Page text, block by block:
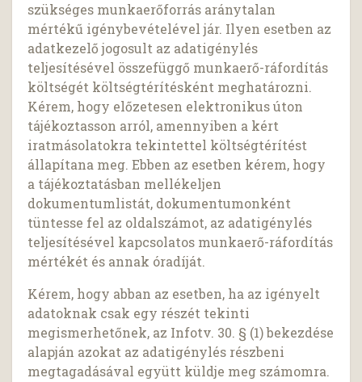
szükséges munkaerőforrás aránytalan
mértékű igénybevételével jár. Ilyen esetben az
adatkezelő jogosult az adatigénylés
teljesítésével összefüggő munkaerő-ráfordítás
költségét költségtérítésként meghatározni.
Kérem, hogy előzetesen elektronikus úton
tájékoztasson arról, amennyiben a kért
iratmásolatokra tekintettel költségtérítést
állapítana meg. Ebben az esetben kérem, hogy
a tájékoztatásban mellékeljen
dokumentumlistát, dokumentumonként
tüntesse fel az oldalszámot, az adatigénylés
teljesítésével kapcsolatos munkaerő-ráfordítás
mértékét és annak óradíját.
Kérem, hogy abban az esetben, ha az igényelt
adatoknak csak egy részét tekinti
megismerhetőnek, az Infotv. 30. § (1) bekezdése
alapján azokat az adatigénylés részbeni
megtagadásával együtt küldje meg számomra.